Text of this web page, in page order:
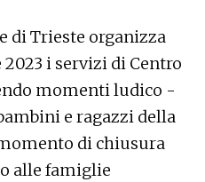
di Trieste organizza
2023 i servizi di Centro
momenti ludico -
e ragazzi della
di chiusura
alle famiglie